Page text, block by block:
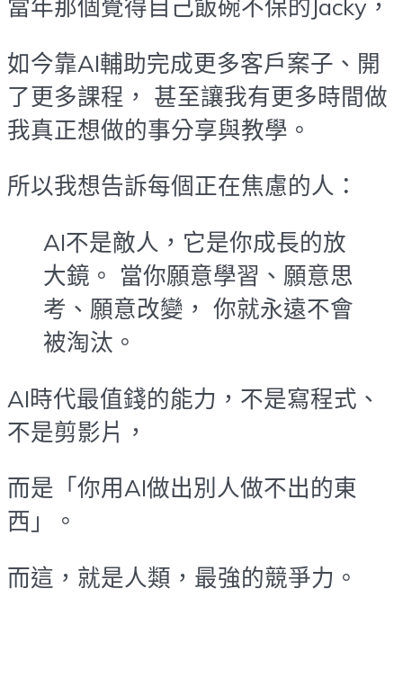
當年那個覺得自己飯碗不保的Jacky，
如今靠AI輔助完成更多客戶案子、開
了更多課程， 甚至讓我有更多時間做
我真正想做的事分享與教學。
所以我想告訴每個正在焦慮的人：
AI不是敵人，它是你成長的放
大鏡。 當你願意學習、願意思
考、願意改變， 你就永遠不會
被淘汰。
AI時代最值錢的能力，不是寫程式、
不是剪影片，
而是「你用AI做出別人做不出的東
西」。
而這，就是人類，最強的競爭力。